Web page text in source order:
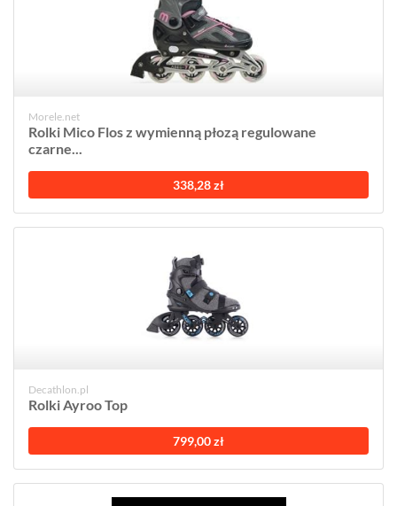
Morele.net
Rolki Mico Flos z wymienną płozą regulowane
czarne...
338,28 zł
Decathlon.pl
Rolki Ayroo Top
799,00 zł